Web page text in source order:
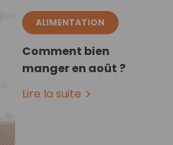
ALIMENTATION
Comment bien
manger en août ?
Lire la suite